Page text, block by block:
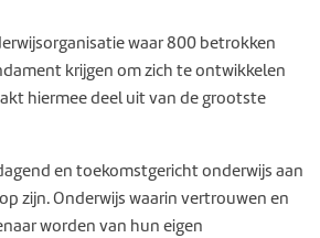
waar 800 betrokken
krijgen om zich te ontwikkelen
hiermee deel uit van de grootste
en toekomstgericht onderwijs aan
zijn. Onderwijs waarin vertrouwen en
worden van hun eigen